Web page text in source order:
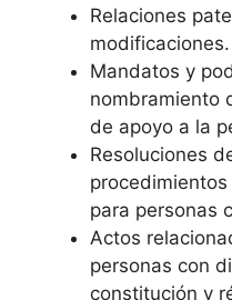
Relaciones
modificaciones.
Mandatos y
nombramiento
de apoyo a la
Resoluciones
para personas
Actos
personas con
constitución y